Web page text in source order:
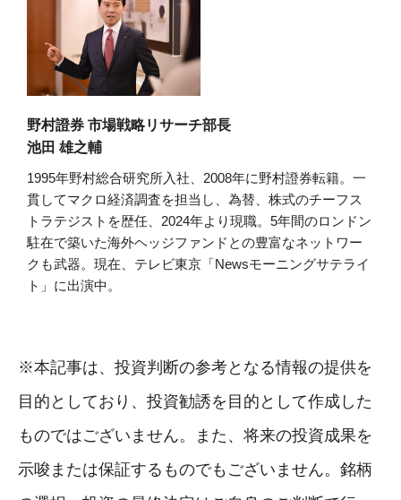
野村證券 市場戦略リサーチ部長
池田 雄之輔
1995年野村総合研究所入社、2008年に野村證券転籍。一
貫してマクロ経済調査を担当し、為替、株式のチーフス
トラテジストを歴任、2024年より現職。5年間のロンドン
駐在で築いた海外ヘッジファンドとの豊富なネットワー
クも武器。現在、テレビ東京「Newsモーニングサテライ
ト」に出演中。
※本記事は、投資判断の参考となる情報の提供を
目的としており、投資勧誘を目的として作成した
ものではございません。また、将来の投資成果を
示唆または保証するものでもございません。銘柄